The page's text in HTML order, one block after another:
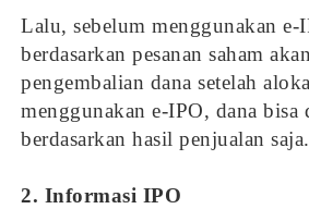
Lalu, sebelum menggunakan e-
berdasarkan pesanan saham
pengembalian dana setelah
menggunakan e-IPO, dana bisa
berdasarkan hasil penjualan saja.
2. Informasi IPO